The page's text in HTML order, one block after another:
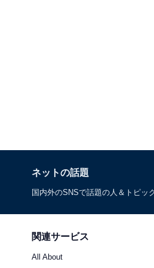
ネットの話題
国内外のSNSで話題の人＆トピッ
関連サービス
All About